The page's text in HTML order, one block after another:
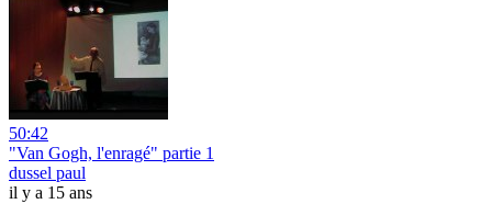
50:42
"Van Gogh, l'enragé" partie 1
dussel paul
il y a 15 ans